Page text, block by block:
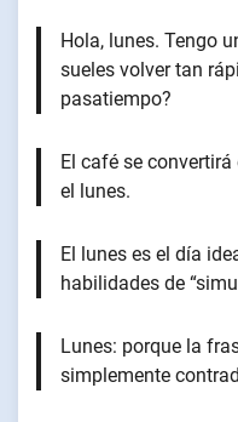
Hola, lunes. Tengo
sueles volver tan
pasatiempo?
El café se
el lunes.
El lunes es el día
habilidades de
Lunes: porque la
simplemente